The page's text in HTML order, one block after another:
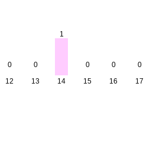
0
12
0
13
1
14
0
15
0
16
0
17